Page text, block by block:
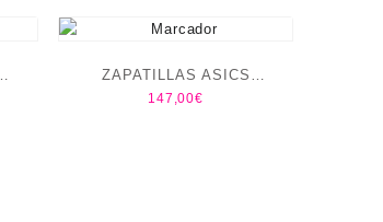
ZAPATILLAS ASICS
TRABUCO 14 MEN
147,00€